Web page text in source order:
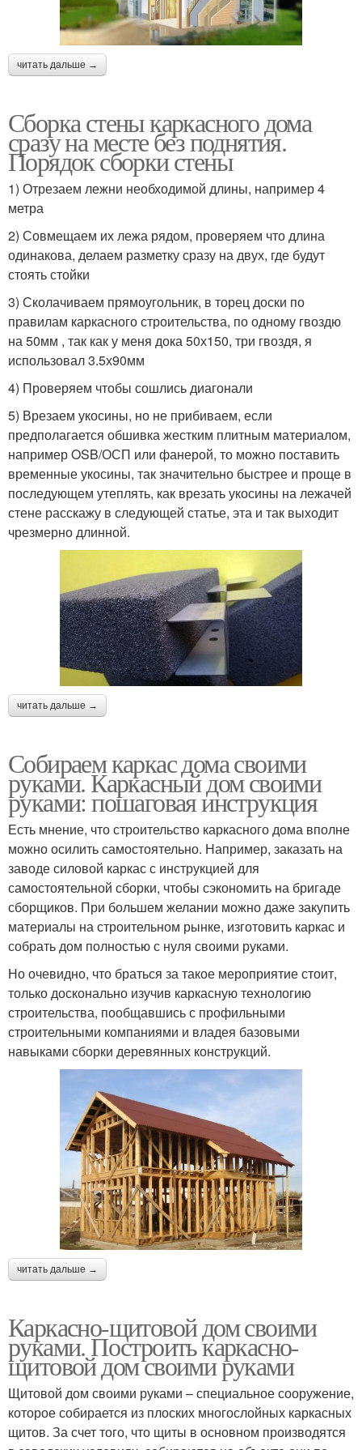
читать дальше →
Сборка стены каркасного дома
сразу на месте без поднятия.
Порядок сборки стены
1) Отрезаем лежни необходимой длины, например 4
метра
2) Совмещаем их лежа рядом, проверяем что длина
одинакова, делаем разметку сразу на двух, где будут
стоять стойки
3) Сколачиваем прямоугольник, в торец доски по
правилам каркасного строительства, по одному гвоздю
на 50мм , так как у меня дока 50х150, три гвоздя, я
использовал 3.5х90мм
4) Проверяем чтобы сошлись диагонали
5) Врезаем укосины, но не прибиваем, если
предполагается обшивка жестким плитным материалом,
например OSB/ОСП или фанерой, то можно поставить
временные укосины, так значительно быстрее и проще в
последующем утеплять, как врезать укосины на лежачей
стене расскажу в следующей статье, эта и так выходит
чрезмерно длинной.
читать дальше →
Собираем каркас дома своими
руками. Каркасный дом своими
руками: пошаговая инструкция
Есть мнение, что строительство каркасного дома вполне
можно осилить самостоятельно. Например, заказать на
заводе силовой каркас с инструкцией для
самостоятельной сборки, чтобы сэкономить на бригаде
сборщиков. При большем желании можно даже закупить
материалы на строительном рынке, изготовить каркас и
собрать дом полностью с нуля своими руками.
Но очевидно, что браться за такое мероприятие стоит,
только досконально изучив каркасную технологию
строительства, пообщавшись с профильными
строительными компаниями и владея базовыми
навыками сборки деревянных конструкций.
читать дальше →
Каркасно-щитовой дом своими
руками. Построить каркасно-
щитовой дом своими руками
Щитовой дом своими руками – специальное сооружение,
которое собирается из плоских многослойных каркасных
щитов. За счет того, что щиты в основном производятся